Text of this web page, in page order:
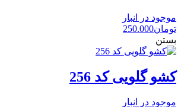
موجود در انبار
تومان250.000
بستن
کشو گلویی کد 256
موجود در انبار